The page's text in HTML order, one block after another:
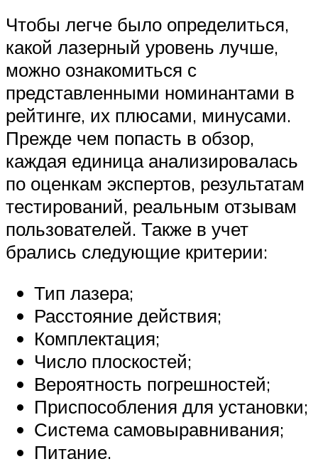
Чтобы легче было определиться,
какой лазерный уровень лучше,
можно ознакомиться с
представленными номинантами в
рейтинге, их плюсами, минусами.
Прежде чем попасть в обзор,
каждая единица анализировалась
по оценкам экспертов, результатам
тестирований, реальным отзывам
пользователей. Также в учет
брались следующие критерии:
Тип лазера;
Расстояние действия;
Комплектация;
Число плоскостей;
Вероятность погрешностей;
Приспособления для установки;
Система самовыравнивания;
Питание.